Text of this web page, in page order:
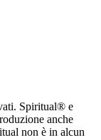
Spiritual® e
anche
non è in alcun